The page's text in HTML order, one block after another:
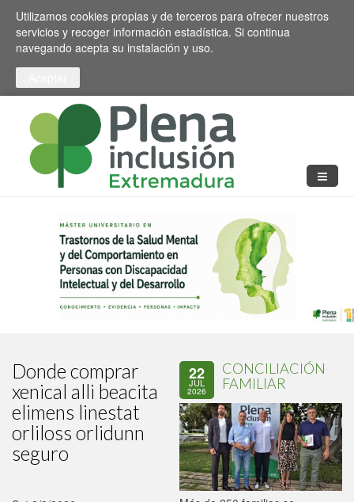
Pasar al contenido principal
Toggle high contrast
Utilizamos cookies propias y de terceros para ofrecer nuestros
servicios y recoger información estadística. Si continua
navegando acepta su instalación y uso.
Donde comprar
xenical alli beacita
elimens linestat
orliloss orlidunn
seguro
22
JUL
2026
CONCILIACIÓN
FAMILIAR